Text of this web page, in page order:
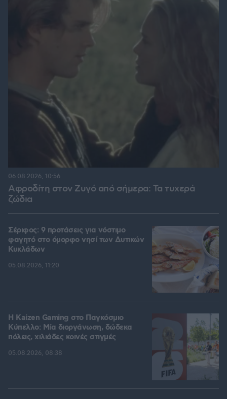
Αφροδίτη στον Ζυγό από σήμερα: Τα τυχερά
ζώδια
06.08.2026, 10:56
Σέριφος: 9 προτάσεις για νόστιμο
φαγητό στο όμορφο νησί των Δυτικών
Κυκλάδων
05.08.2026, 11:20
H Kaizen Gaming στο Παγκόσμιο
Kύπελλο: Μία διοργάνωση, δώδεκα
πόλεις, χιλιάδες κοινές στιγμές
05.08.2026, 08:38